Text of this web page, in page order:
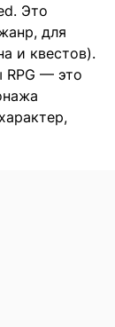
Это
для
и квестов).
RPG — это